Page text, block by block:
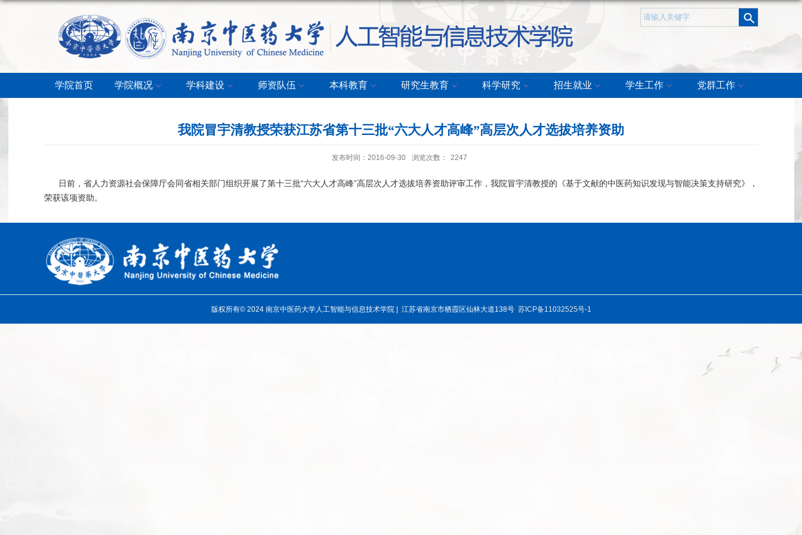
学院首页 学院概况 学科建设 师资队伍 本科教育 研究生教育 科学研究 招生就业 学生工作 党群工作
我院冒宇清教授荣获江苏省第十三批“六大人才高峰”高层次人才选拔培养资助
发布时间：2016-09-30 浏览次数： 2247
日前，省人力资源社会保障厅会同省相关部门组织开展了第十三批“六大人才高峰”高层次人才选拔培养资助评审工作，我院冒宇清教授的《基于文献的中医药知识发现与智能决策支持研究》，
荣获该项资助。
版权所有© 2024 南京中医药大学人工智能与信息技术学院 | 江苏省南京市栖霞区仙林大道138号 苏ICP备11032525号-1